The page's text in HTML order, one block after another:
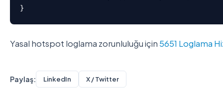
}
Yasal hotspot loglama zorunluluğu için 5651 Loglama
Paylaş: LinkedIn X / Twitter